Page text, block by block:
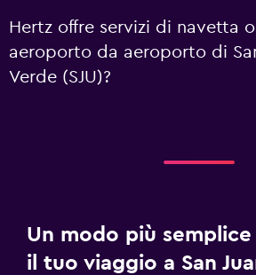
Hertz offre servizi di navetta
aeroporto da aeroporto di
Verde (SJU)?
Un modo più
il tuo viaggio a San